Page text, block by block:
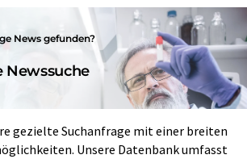
News gefunden?
Newssuche
gezielte Suchanfrage mit einer breiten
Unsere Datenbank umfasst